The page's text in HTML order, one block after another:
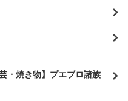
・焼き物】プエブロ諸族